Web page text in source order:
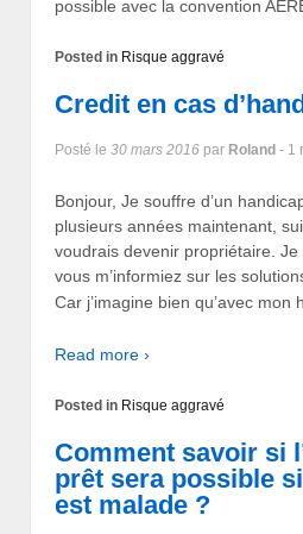
possible avec la convention
Posted in Risque aggravé
Credit en cas
Posté le 30 mars 2016 par Roland - 1
Bonjour, Je souffre d’un
plusieurs années maintenant,
voudrais devenir propriétaire.
vous m’informiez sur les
Car j’imagine bien qu’avec mon
Read more ›
Posted in Risque aggravé
Comment savoir si
prêt sera possible
est malade ?